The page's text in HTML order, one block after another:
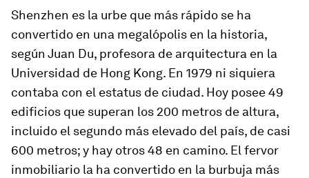
Shenzhen es la urbe que más rápido se ha
convertido en una megalópolis en la historia,
según Juan Du, profesora de arquitectura en la
Universidad de Hong Kong. En 1979 ni siquiera
contaba con el estatus de ciudad. Hoy posee 49
edificios que superan los 200 metros de altura,
incluido el segundo más elevado del país, de casi
600 metros; y hay otros 48 en camino. El fervor
inmobiliario la ha convertido en la burbuja más